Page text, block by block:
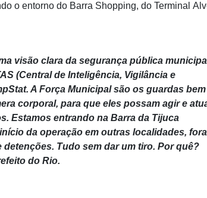
o entorno do Barra Shopping, do Terminal
visão clara da segurança pública
(Central de Inteligência, Vigilância e
A Força Municipal são os guardas bem
corporal, para que eles possam agir e
Estamos entrando na Barra da Tijuca
da operação em outras localidades,
Tudo sem dar um tiro. Por quê?
do Rio.